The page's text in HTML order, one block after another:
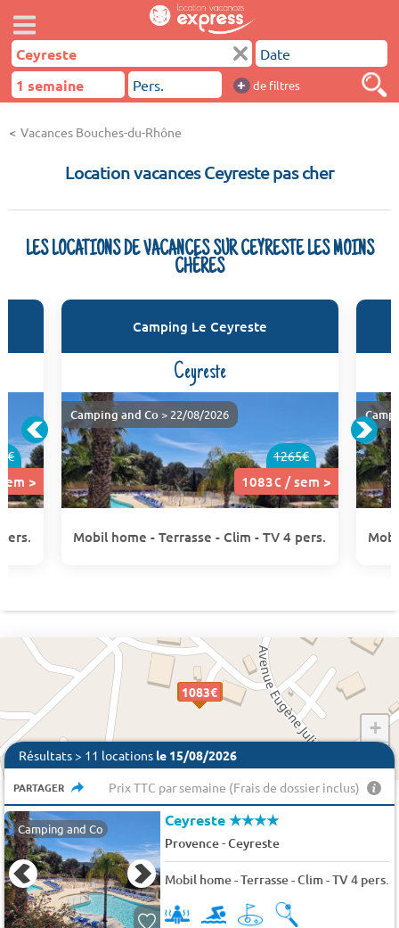
+ de filtres
Vacances Bouches-du-Rhône
Location vacances Ceyreste pas cher
LES LOCATIONS DE VACANCES SUR CEYRESTE LES MOINS
CHÈRES
>
Camping Le Ceyreste
Ceyreste
1265€
1083€ / sem >
Camping and Co > 22/08/2026
Mobil home - Terrasse - Clim - TV 4 pers.
1435 €
1083€
1083€
649€
649€
649€
1083€
1083€
649€
649€
649€
1083€
+
Résultats > 11 locations le 15/08/2026
PARTAGER Prix TTC par semaine (Frais de dossier inclus)
Camping and Co Ceyreste★★★★
Provence-Ceyreste
Mobil home - Terrasse - Clim - TV 4 pers.